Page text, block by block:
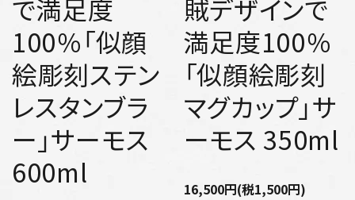
で満足度
100％「似顔
絵彫刻ステン
レスタンブラ
ー」サーモス
600ml
賊デザインで
満足度100％
「似顔絵彫刻
マグカップ」サ
ーモス 350ml
16,500円(税1,500円)